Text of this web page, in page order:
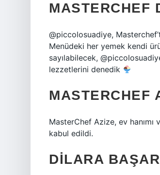
MASTERCHEF
@piccolosuadiye,
Menüdeki her yemek kendi
sayılabilecek,
lezzetlerini denedik
MASTERCHEF
MasterChef Azize, ev
kabul edildi.
DILARA